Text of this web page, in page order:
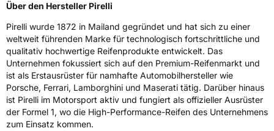
EisgripNein
EPREL ID596622
Allgemeine Produktsicherheit (GPSR)
HerstellerkontaktPIRELLI TYRE SPA, Viale Piero e Alberto
Pirelli 25 20126 Milano Italien,
Über den Hersteller Pirelli
Pirelli wurde 1872 in Mailand gegründet und hat sich zu einer
weltweit führenden Marke für technologisch fortschrittliche und
qualitativ hochwertige Reifenprodukte entwickelt. Das
Unternehmen fokussiert sich auf den Premium-Reifenmarkt und
ist als Erstausrüster für namhafte Automobilhersteller wie
Porsche, Ferrari, Lamborghini und Maserati tätig. Darüber hinaus
ist Pirelli im Motorsport aktiv und fungiert als offizieller Ausrüster
der Formel 1, wo die High-Performance-Reifen des Unternehmens
zum Einsatz kommen.